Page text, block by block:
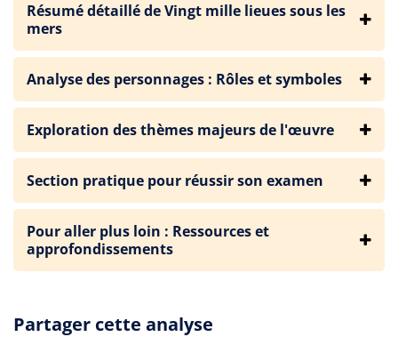
Résumé détaillé de Vingt mille lieues sous les
mers
Analyse des personnages : Rôles et symboles
Exploration des thèmes majeurs de l'œuvre
Section pratique pour réussir son examen
Pour aller plus loin : Ressources et
approfondissements
Partager cette analyse